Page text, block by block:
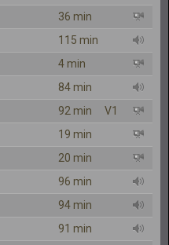
36 min
115 min
4 min
84 min
92 min
V1
19 min
20 min
96 min
94 min
91 min